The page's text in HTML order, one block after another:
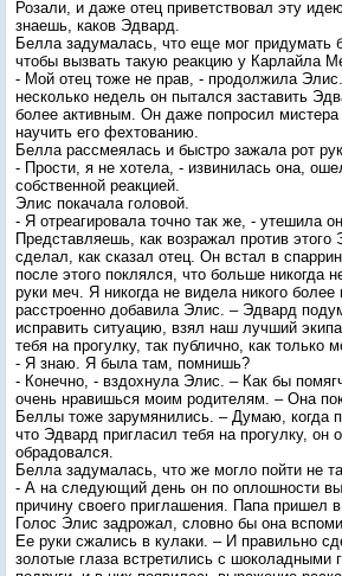
Розали, и даже отец приветствовал эту
знаешь, каков Эдвард.
Белла задумалась, что еще мог придумать
чтобы вызвать такую реакцию у Карлайла
- Мой отец тоже не прав, - продолжила
несколько недель он пытался заставить
более активным. Он даже попросил мистера
научить его фехтованию.
Белла рассмеялась и быстро зажала рот
- Прости, я не хотела, - извинилась она,
собственной реакцией.
Элис покачала головой.
- Я отреагировала точно так же, - утешила
Представляешь, как возражал против
сделал, как сказал отец. Он встал в
после этого поклялся, что больше никогда
руки меч. Я никогда не видела никого
расстроенно добавила Элис. – Эдвард
исправить ситуацию, взял наш лучший
тебя на прогулку, так публично, как только
- Я знаю. Я была там, помнишь?
- Конечно, - вздохнула Элис. – Как бы
очень нравишься моим родителям. – Она
Беллы тоже зарумянились. – Думаю, когда
что Эдвард пригласил тебя на прогулку, он
обрадовался.
Белла задумалась, что же могло пойти не
- А на следующий день он по оплошности
причину своего приглашения. Папа пришел
Голос Элис задрожал, словно бы она
Ее руки сжались в кулаки. – И правильно
золотые глаза встретились с шоколадными